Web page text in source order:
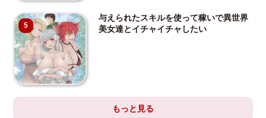
5
与えられたスキルを使って稼いで異世界
美女達とイチャイチャしたい
もっと見る